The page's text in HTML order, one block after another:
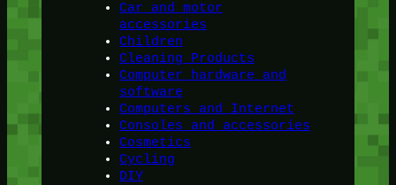
Car and motor
accessories
Children
Cleaning Products
Computer hardware and
software
Computers and Internet
Consoles and accessories
Cosmetics
Cycling
DIY